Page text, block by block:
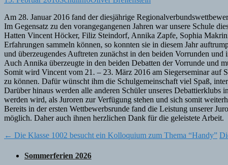
Am 28. Januar 2016 fand der diesjährige
Im Gegensatz zu den vorangegangenen Jahren war unsere Schule
Hatten Vincent Höcker, Filiz Steindorf, Annika Zapfe, Sophia
Erfahrungen sammeln können, so konnten sie in diesem Jahr
und überzeugendes Auftreten zunächst in den beiden Vorrunden
Auch Annika überzeugte in den beiden Debatten der Vorrunde und
Somit wird Vincent vom 21. – 23. März 2016 am Siegerseminar auf
zu können. Dafür wünscht ihm die Schulgemeinschaft viel Spaß,
Darüber hinaus werden alle anderen Schüler unseres
werden wird, als Juroren zur Verfügung stehen und sich somit
Bereits in der ersten Wettbewerbsrunde fand die Leistung unserer
möglich. Daher auch ihnen herzlichen Dank für die geleistete Arbeit.
Post
navigation
← Die Klasse 1002 besucht ein Kolloquium zum Thema “Handy”
Sommerferien 2026